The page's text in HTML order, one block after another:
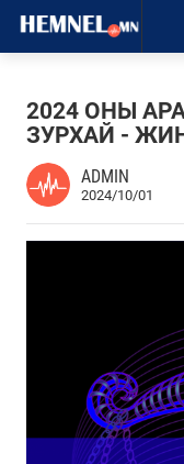
2024 ОНЫ
ЗУРХАЙ -
ADMIN
2024/10/01